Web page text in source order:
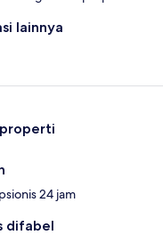
lainnya
24 jam
difabel